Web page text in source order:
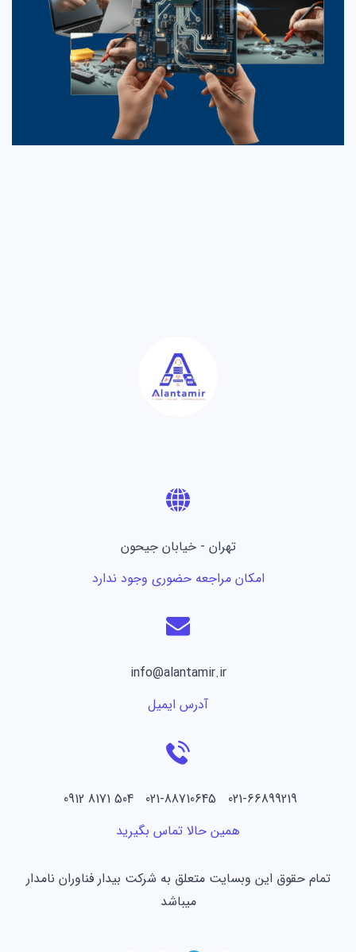
تهران - خیابان جیحون
امکان مراجعه حضوری وجود ندارد
info@alantamir.ir
آدرس ایمیل
021-66899219 021-88710645 504 8171 0912
همین حالا تماس بگیرید
تمام حقوق این وبسایت متعلق به شرکت بیدار فناوران نامدار
میباشد